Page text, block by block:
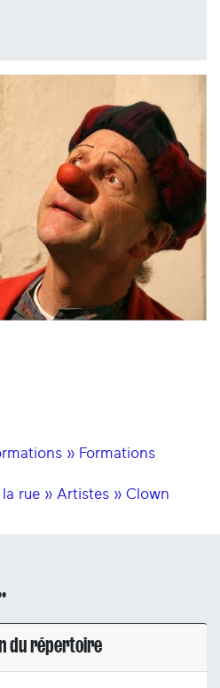
» Formations
rue » Artistes » Clown
du répertoire